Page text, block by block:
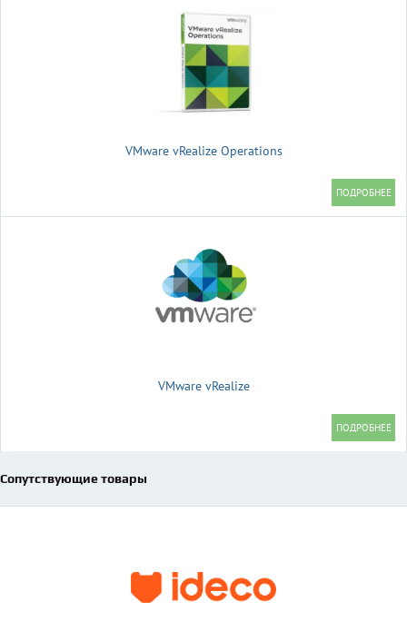
VMware vRealize Operations
VMware vRealize
Сопутствующие товары